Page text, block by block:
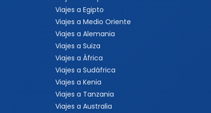
Viajes a Egipto
Viajes a Medio Oriente
Viajes a Alemania
Viajes a Suiza
Viajes a África
Viajes a Sudáfrica
Viajes a Kenia
Viajes a Tanzania
Viajes a Australia